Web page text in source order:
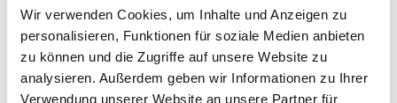
Wir verwenden Cookies, um Inhalte und Anzeigen zu
personalisieren, Funktionen für soziale Medien anbieten
zu können und die Zugriffe auf unsere Website zu
analysieren. Außerdem geben wir Informationen zu Ihrer
Verwendung unserer Website an unsere Partner für
Bilder unserer Kunden Weitere Fotos anzeigen
Produktbeschreibung